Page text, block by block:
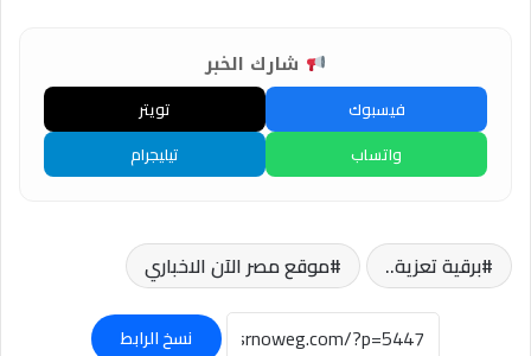
شارك الخبر
فيسبوك
تويتر
واتساب
تيليجرام
برقية تعزية.. موقع مصر الآن الاخباري
نسخ الرابط